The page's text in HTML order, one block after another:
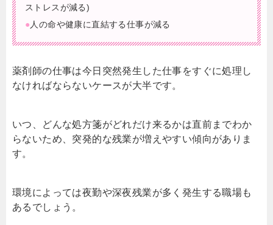
ストレスが減る)
● 人の命や健康に直結する仕事が減る
薬剤師の仕事は今日突然発生した仕事をすぐに処理し
なければならないケースが大半です。
いつ、どんな処方箋がどれだけ来るかは直前までわか
らないため、突発的な残業が増えやすい傾向がありま
す。
環境によっては夜勤や深夜残業が多く発生する職場も
あるでしょう。